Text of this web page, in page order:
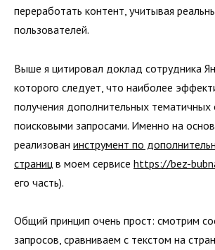
переработать контент, учитывая
пользователей.
Выше я цитировал доклад сотрудника
которого следует, что наиболее
получения дополнительных
поисковыми запросами. Именно на
реализован инструмент по
страниц в моем сервисе https://bez-
его часть).
Общий принцип очень прост: смотрим
запросов, сравниваем с текстом на